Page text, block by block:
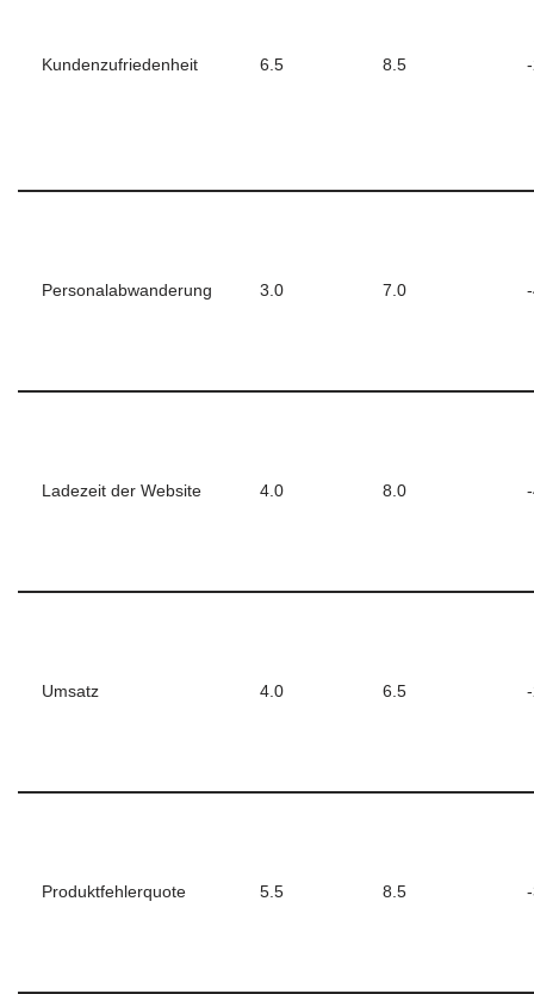
Kundenzufriedenheit 6.5 8.5
Personalabwanderung 3.0 7.0
Ladezeit der Website 4.0 8.0
Umsatz 4.0 6.5
Produktfehlerquote 5.5 8.5